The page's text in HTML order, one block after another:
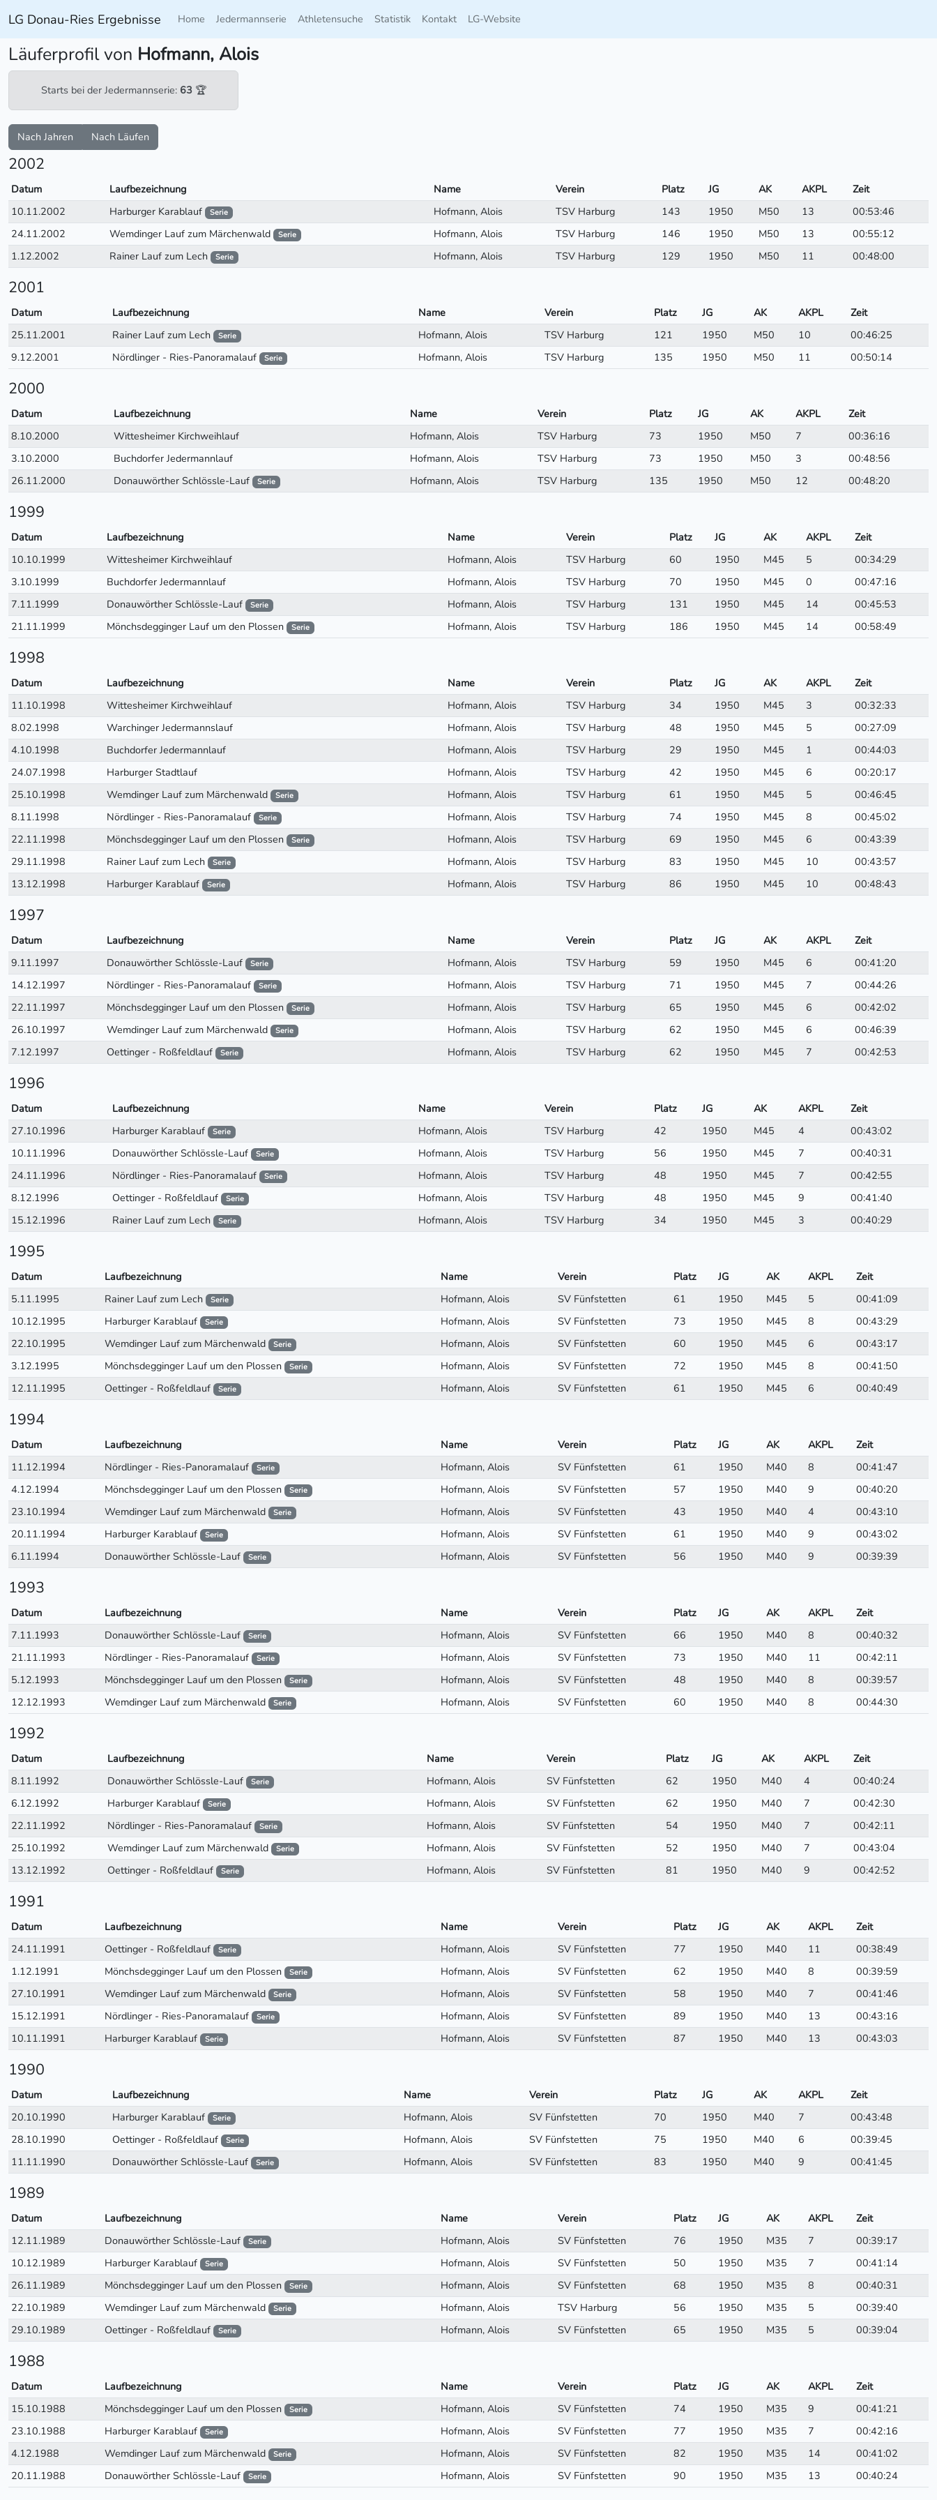
LG Donau-Ries Ergebnisse Home Jedermannserie Athletensuche Statistik Kontakt LG-Website
Läuferprofil von Hofmann, Alois
Starts bei der Jedermannserie: 63 🏆
Nach Jahren Nach Läufen
2002
Datum Laufbezeichnung Name Verein Platz JG AK AKPL
Zeit
10.11.2002
Harburger Karablauf Serie Hofmann, Alois TSV Harburg 143 1950 M50 13
00:53:46
24.11.2002
Wemdinger Lauf zum Märchenwald Serie Hofmann, Alois TSV Harburg 146 1950 M50 13
00:55:12
1.12.2002
Rainer Lauf zum Lech Serie Hofmann, Alois TSV Harburg 129 1950 M50 11 00:48:00
2001
Datum Laufbezeichnung Name Verein Platz JG AK AKPL
Zeit
25.11.2001
Rainer Lauf zum Lech Serie Hofmann, Alois TSV Harburg 121 1950 M50 10
00:46:25
9.12.2001
Nördlinger - Ries-Panoramalauf Serie Hofmann, Alois TSV Harburg 135 1950 M50 11 00:50:14
2000
Datum Laufbezeichnung Name Verein Platz JG AK AKPL
Zeit
8.10.2000
Wittesheimer Kirchweihlauf Hofmann, Alois TSV Harburg 73 1950 M50 7
00:36:16
3.10.2000
Buchdorfer Jedermannlauf Hofmann, Alois TSV Harburg 73 1950 M50 3
00:48:56
26.11.2000
Donauwörther Schlössle-Lauf Serie Hofmann, Alois TSV Harburg 135 1950 M50 12 00:48:20
1999
Datum Laufbezeichnung Name Verein Platz JG AK AKPL
Zeit
10.10.1999
Wittesheimer Kirchweihlauf Hofmann, Alois TSV Harburg 60 1950 M45 5
00:34:29
3.10.1999
Buchdorfer Jedermannlauf Hofmann, Alois TSV Harburg 70 1950 M45 0
00:47:16
7.11.1999
Donauwörther Schlössle-Lauf Serie Hofmann, Alois TSV Harburg 131 1950 M45 14
00:45:53
21.11.1999
Mönchsdegginger Lauf um den Plossen Serie Hofmann, Alois TSV Harburg 186 1950 M45 14 00:58:49
1998
Datum Laufbezeichnung Name Verein Platz JG AK AKPL
Zeit
11.10.1998
Wittesheimer Kirchweihlauf Hofmann, Alois TSV Harburg 34 1950 M45 3
00:32:33
8.02.1998
Warchinger Jedermannslauf Hofmann, Alois TSV Harburg 48 1950 M45 5
00:27:09
4.10.1998
Buchdorfer Jedermannlauf Hofmann, Alois TSV Harburg 29 1950 M45 1
00:44:03
24.07.1998
Harburger Stadtlauf Hofmann, Alois TSV Harburg 42 1950 M45 6
00:20:17
25.10.1998
Wemdinger Lauf zum Märchenwald Serie Hofmann, Alois TSV Harburg 61 1950 M45 5
00:46:45
8.11.1998
Nördlinger - Ries-Panoramalauf Serie Hofmann, Alois TSV Harburg 74 1950 M45 8
00:45:02
22.11.1998
Mönchsdegginger Lauf um den Plossen Serie Hofmann, Alois TSV Harburg 69 1950 M45 6
00:43:39
29.11.1998
Rainer Lauf zum Lech Serie Hofmann, Alois TSV Harburg 83 1950 M45 10
00:43:57
13.12.1998
Harburger Karablauf Serie Hofmann, Alois TSV Harburg 86 1950 M45 10 00:48:43
1997
Datum Laufbezeichnung Name Verein Platz JG AK AKPL
Zeit
9.11.1997
Donauwörther Schlössle-Lauf Serie Hofmann, Alois TSV Harburg 59 1950 M45 6
00:41:20
14.12.1997
Nördlinger - Ries-Panoramalauf Serie Hofmann, Alois TSV Harburg 71 1950 M45 7
00:44:26
22.11.1997
Mönchsdegginger Lauf um den Plossen Serie Hofmann, Alois TSV Harburg 65 1950 M45 6
00:42:02
26.10.1997
Wemdinger Lauf zum Märchenwald Serie Hofmann, Alois TSV Harburg 62 1950 M45 6
00:46:39
7.12.1997
Oettinger - Roßfeldlauf Serie Hofmann, Alois TSV Harburg 62 1950 M45 7 00:42:53
1996
Datum Laufbezeichnung Name Verein Platz JG AK AKPL
Zeit
27.10.1996
Harburger Karablauf Serie Hofmann, Alois TSV Harburg 42 1950 M45 4
00:43:02
10.11.1996
Donauwörther Schlössle-Lauf Serie Hofmann, Alois TSV Harburg 56 1950 M45 7
00:40:31
24.11.1996
Nördlinger - Ries-Panoramalauf Serie Hofmann, Alois TSV Harburg 48 1950 M45 7
00:42:55
8.12.1996
Oettinger - Roßfeldlauf Serie Hofmann, Alois TSV Harburg 48 1950 M45 9
00:41:40
15.12.1996
Rainer Lauf zum Lech Serie Hofmann, Alois TSV Harburg 34 1950 M45 3 00:40:29
1995
Datum Laufbezeichnung Name Verein Platz JG AK AKPL
Zeit
5.11.1995
Rainer Lauf zum Lech Serie Hofmann, Alois SV Fünfstetten 61 1950 M45 5
00:41:09
10.12.1995
Harburger Karablauf Serie Hofmann, Alois SV Fünfstetten 73 1950 M45 8
00:43:29
22.10.1995
Wemdinger Lauf zum Märchenwald Serie Hofmann, Alois SV Fünfstetten 60 1950 M45 6
00:43:17
3.12.1995
Mönchsdegginger Lauf um den Plossen Serie Hofmann, Alois SV Fünfstetten 72 1950 M45 8
00:41:50
12.11.1995
Oettinger - Roßfeldlauf Serie Hofmann, Alois SV Fünfstetten 61 1950 M45 6 00:40:49
1994
Datum Laufbezeichnung Name Verein Platz JG AK AKPL
Zeit
11.12.1994
Nördlinger - Ries-Panoramalauf Serie Hofmann, Alois SV Fünfstetten 61 1950 M40 8
00:41:47
4.12.1994
Mönchsdegginger Lauf um den Plossen Serie Hofmann, Alois SV Fünfstetten 57 1950 M40 9
00:40:20
23.10.1994
Wemdinger Lauf zum Märchenwald Serie Hofmann, Alois SV Fünfstetten 43 1950 M40 4
00:43:10
20.11.1994
Harburger Karablauf Serie Hofmann, Alois SV Fünfstetten 61 1950 M40 9
00:43:02
6.11.1994
Donauwörther Schlössle-Lauf Serie Hofmann, Alois SV Fünfstetten 56 1950 M40 9 00:39:39
1993
Datum Laufbezeichnung Name Verein Platz JG AK AKPL
Zeit
7.11.1993
Donauwörther Schlössle-Lauf Serie Hofmann, Alois SV Fünfstetten 66 1950 M40 8
00:40:32
21.11.1993
Nördlinger - Ries-Panoramalauf Serie Hofmann, Alois SV Fünfstetten 73 1950 M40 11
00:42:11
5.12.1993
Mönchsdegginger Lauf um den Plossen Serie Hofmann, Alois SV Fünfstetten 48 1950 M40 8
00:39:57
12.12.1993
Wemdinger Lauf zum Märchenwald Serie Hofmann, Alois SV Fünfstetten 60 1950 M40 8 00:44:30
1992
Datum Laufbezeichnung Name Verein Platz JG AK AKPL
Zeit
8.11.1992
Donauwörther Schlössle-Lauf Serie Hofmann, Alois SV Fünfstetten 62 1950 M40 4
00:40:24
6.12.1992
Harburger Karablauf Serie Hofmann, Alois SV Fünfstetten 62 1950 M40 7
00:42:30
22.11.1992
Nördlinger - Ries-Panoramalauf Serie Hofmann, Alois SV Fünfstetten 54 1950 M40 7
00:42:11
25.10.1992
Wemdinger Lauf zum Märchenwald Serie Hofmann, Alois SV Fünfstetten 52 1950 M40 7
00:43:04
13.12.1992
Oettinger - Roßfeldlauf Serie Hofmann, Alois SV Fünfstetten 81 1950 M40 9 00:42:52
1991
Datum Laufbezeichnung Name Verein Platz JG AK AKPL
Zeit
24.11.1991
Oettinger - Roßfeldlauf Serie Hofmann, Alois SV Fünfstetten 77 1950 M40 11
00:38:49
1.12.1991
Mönchsdegginger Lauf um den Plossen Serie Hofmann, Alois SV Fünfstetten 62 1950 M40 8
00:39:59
27.10.1991
Wemdinger Lauf zum Märchenwald Serie Hofmann, Alois SV Fünfstetten 58 1950 M40 7
00:41:46
15.12.1991
Nördlinger - Ries-Panoramalauf Serie Hofmann, Alois SV Fünfstetten 89 1950 M40 13
00:43:16
10.11.1991
Harburger Karablauf Serie Hofmann, Alois SV Fünfstetten 87 1950 M40 13 00:43:03
1990
Datum Laufbezeichnung Name Verein Platz JG AK AKPL
Zeit
20.10.1990
Harburger Karablauf Serie Hofmann, Alois SV Fünfstetten 70 1950 M40 7
00:43:48
28.10.1990
Oettinger - Roßfeldlauf Serie Hofmann, Alois SV Fünfstetten 75 1950 M40 6
00:39:45
11.11.1990
Donauwörther Schlössle-Lauf Serie Hofmann, Alois SV Fünfstetten 83 1950 M40 9 00:41:45
1989
Datum Laufbezeichnung Name Verein Platz JG AK AKPL
Zeit
12.11.1989
Donauwörther Schlössle-Lauf Serie Hofmann, Alois SV Fünfstetten 76 1950 M35 7
00:39:17
10.12.1989
Harburger Karablauf Serie Hofmann, Alois SV Fünfstetten 50 1950 M35 7
00:41:14
26.11.1989
Mönchsdegginger Lauf um den Plossen Serie Hofmann, Alois SV Fünfstetten 68 1950 M35 8
00:40:31
22.10.1989
Wemdinger Lauf zum Märchenwald Serie Hofmann, Alois TSV Harburg 56 1950 M35 5
00:39:40
29.10.1989
Oettinger - Roßfeldlauf Serie Hofmann, Alois SV Fünfstetten 65 1950 M35 5 00:39:04
1988
Datum Laufbezeichnung Name Verein Platz JG AK AKPL
Zeit
15.10.1988
Mönchsdegginger Lauf um den Plossen Serie Hofmann, Alois SV Fünfstetten 74 1950 M35 9
00:41:21
23.10.1988
Harburger Karablauf Serie Hofmann, Alois SV Fünfstetten 77 1950 M35 7
00:42:16
4.12.1988
Wemdinger Lauf zum Märchenwald Serie Hofmann, Alois SV Fünfstetten 82 1950 M35 14
00:41:02
20.11.1988
Donauwörther Schlössle-Lauf Serie Hofmann, Alois SV Fünfstetten 90 1950 M35 13 00:40:24